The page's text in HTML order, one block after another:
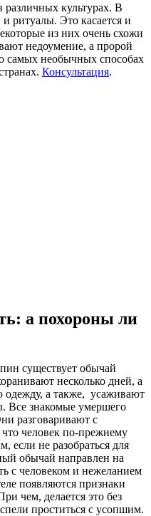
культурах. В
ритуалы. Это касается и
из них очень схожи
недоумение, а пророй
самых необычных способах
Консультация.
а похороны ли
существует обычай
несколько дней, а
одежду, а также, усаживают
Все знакомые умершего
разговаривают с
человек по-прежнему
если не разобраться для
обычай направлен на
с человеком и нежеланием
появляются признаки
чем, делается это без
проститься с усопшим.